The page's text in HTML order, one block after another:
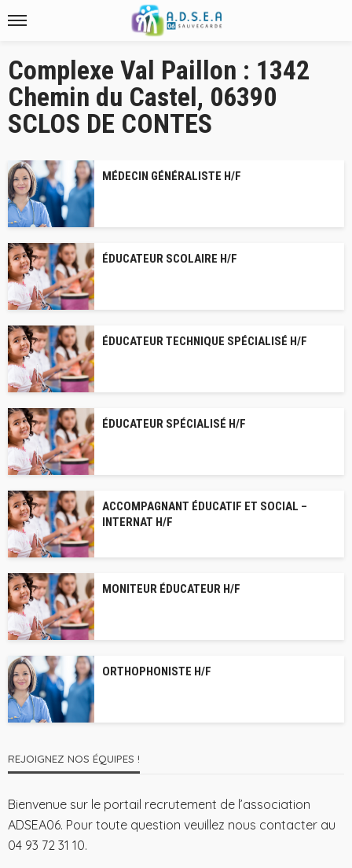
Complexe Val Paillon : 1342
Chemin du Castel, 06390
SCLOS DE CONTES
MÉDECIN GÉNÉRALISTE H/F
ÉDUCATEUR SCOLAIRE H/F
ÉDUCATEUR TECHNIQUE SPÉCIALISÉ H/F
ÉDUCATEUR SPÉCIALISÉ H/F
ACCOMPAGNANT ÉDUCATIF ET SOCIAL –
INTERNAT H/F
MONITEUR ÉDUCATEUR H/F
ORTHOPHONISTE H/F
REJOIGNEZ NOS ÉQUIPES !
Bienvenue sur le portail recrutement de l’association
ADSEA06. Pour toute question veuillez nous contacter au
04 93 72 31 10.